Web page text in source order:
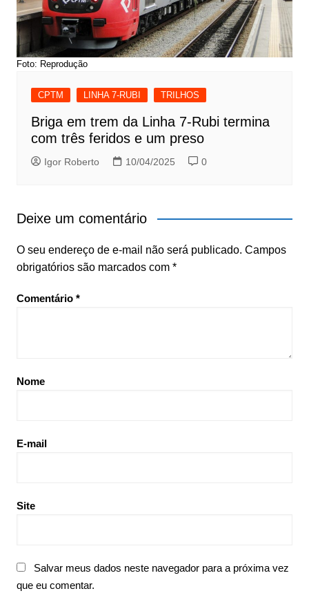
Foto: Reprodução
CPTM LINHA 7-RUBI TRILHOS
Briga em trem da Linha 7-Rubi termina
com três feridos e um preso
Igor Roberto 10/04/2025 0
Deixe um comentário
O seu endereço de e-mail não será publicado. Campos
obrigatórios são marcados com *
Comentário *
Nome
E-mail
Site
Salvar meus dados neste navegador para a próxima vez
que eu comentar.